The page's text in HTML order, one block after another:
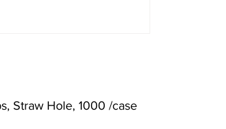
Straw Hole, 1000 /case